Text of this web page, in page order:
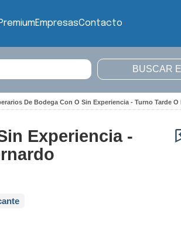
EmpresasContacto
De Bodega Con O Sin Experiencia - Turno Tarde
Experiencia -